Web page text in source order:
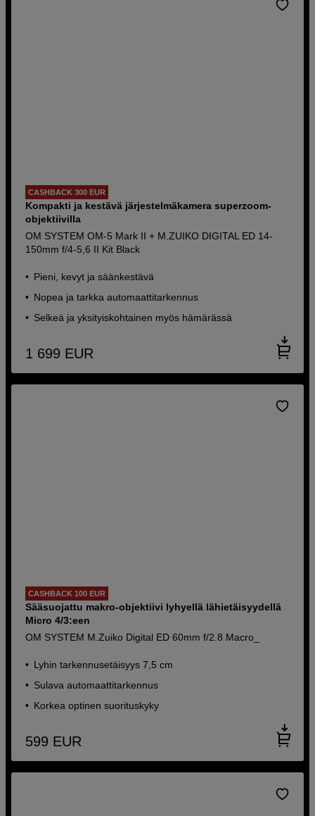
CASHBACK 300 EUR
Kompakti ja kestävä järjestelmäkamera superzoom-
objektiivilla
OM SYSTEM OM-5 Mark II + M.ZUIKO DIGITAL ED 14-
150mm f/4-5,6 II Kit Black
Pieni, kevyt ja säänkestävä
Nopea ja tarkka automaattitarkennus
Selkeä ja yksityiskohtainen myös hämärässä
1 699 EUR
CASHBACK 100 EUR
Sääsuojattu makro-objektiivi lyhyellä lähietäisyydellä
Micro 4/3:een
OM SYSTEM M.Zuiko Digital ED 60mm f/2.8 Macro_
Lyhin tarkennusetäisyys 7,5 cm
Sulava automaattitarkennus
Korkea optinen suorituskyky
599 EUR